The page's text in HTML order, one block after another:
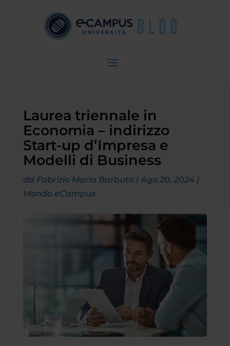
Laurea triennale in
Economia – indirizzo
Start-up d’Impresa e
Modelli di Business
da Fabrizio Maria Barbuto|Ago 20, 2024 |
Mondo eCampus